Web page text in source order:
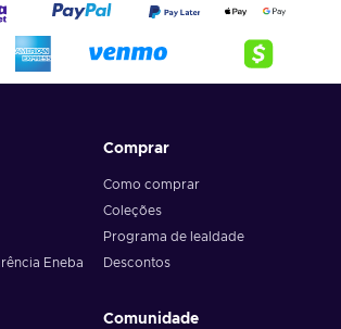
Eneba
Comprar
Como comprar
Coleções
Programa de lealdade
Descontos
Comunidade